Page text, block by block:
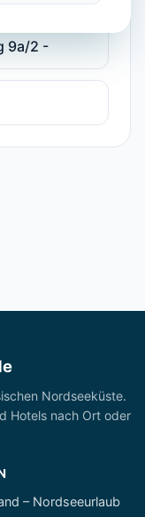
9a/2 -
Nordseeküste.
Hotels nach Ort oder
– Nordseeurlaub